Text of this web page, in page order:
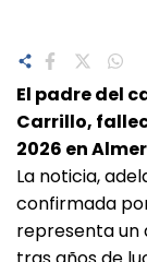
El padre del
Carrillo,
2026 en
La noticia,
confirmada
representa un